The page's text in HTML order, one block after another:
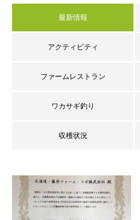
最新情報
アクティビティ
ファームレストラン
ワカサギ釣り
収穫状況